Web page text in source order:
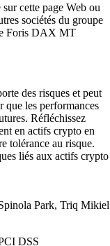
cette page Web ou
sociétés du groupe
Foris DAX MT
des risques et peut
que les performances
Réfléchissez
en actifs crypto en
tolérance au risque.
liés aux actifs crypto
Park, Triq Mikiel